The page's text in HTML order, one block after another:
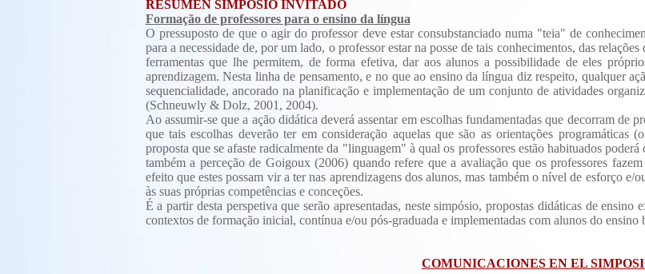
RESUMEN SIMPOSIO INVITADO
Formação de professores para o ensino da língua
O pressuposto de que o agir do professor deve estar consubstanciado numa "teia" de
para a necessidade de, por um lado, o professor estar na posse de tais conhecimentos, das
ferramentas que lhe permitem, de forma efetiva, dar aos alunos a possibilidade de eles
aprendizagem. Nesta linha de pensamento, e no que ao ensino da língua diz respeito, qualquer
sequencialidade, ancorado na planificação e implementação de um conjunto de atividades
(Schneuwly & Dolz, 2001, 2004).
Ao assumir-se que a ação didática deverá assentar em escolhas fundamentadas que decorram de
que tais escolhas deverão ter em consideração aquelas que são as orientações
proposta que se afaste radicalmente da "linguagem" à qual os professores estão habituados
também a perceção de Goigoux (2006) quando refere que a avaliação que os professores
efeito que estes possam vir a ter nas aprendizagens dos alunos, mas também o nível de esforço e/
às suas próprias competências e conceções.
É a partir desta perspetiva que serão apresentadas, neste simpósio, propostas didáticas de
contextos de formação inicial, contínua e/ou pós-graduada e implementadas com alunos do ensino
COMUNICACIONES EN EL SIMP